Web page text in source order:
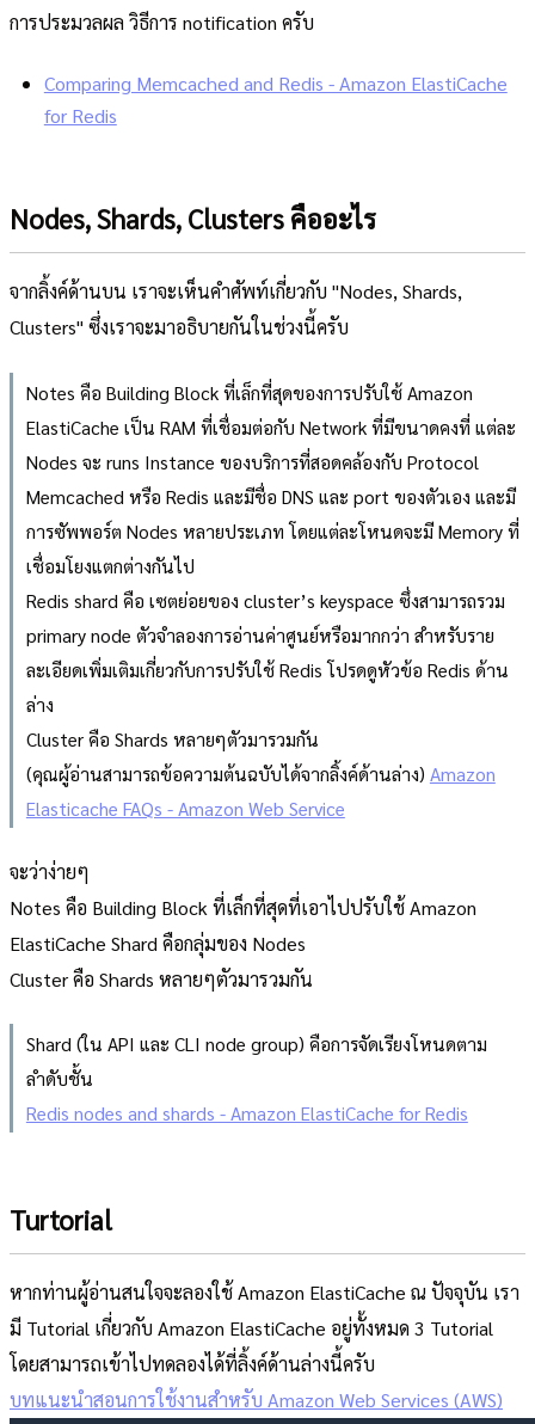
การประมวลผล วิธีการ notification ครับ
Comparing Memcached and Redis - Amazon ElastiCache
for Redis
Nodes, Shards, Clusters คืออะไร
จากลิ้งค์ด้านบน เราจะเห็นคำศัพท์เกี่ยวกับ "Nodes, Shards,
Clusters" ซึ่งเราจะมาอธิบายกันในช่วงนี้ครับ
Notes คือ Building Block ที่เล็กที่สุดของการปรับใช้ Amazon
ElastiCache เป็น RAM ที่เชื่อมต่อกับ Network ที่มีขนาดคงที่ แต่ละ
Nodes จะ runs Instance ของบริการที่สอดคล้องกับ Protocol
Memcached หรือ Redis และมีชื่อ DNS และ port ของตัวเอง และมี
การซัพพอร์ต Nodes หลายประเภท โดยแต่ละโหนดจะมี Memory ที่
เชื่อมโยงแตกต่างกันไป
Redis shard คือ เซตย่อยของ cluster’s keyspace ซึ่งสามารถรวม
primary node ตัวจำลองการอ่านค่าศูนย์หรือมากกว่า สำหรับราย
ละเอียดเพิ่มเติมเกี่ยวกับการปรับใช้ Redis โปรดดูหัวข้อ Redis ด้าน
ล่าง
Cluster คือ Shards หลายๆตัวมารวมกัน
(คุณผู้อ่านสามารถข้อความต้นฉบับได้จากลิ้งค์ด้านล่าง) Amazon
Elasticache FAQs - Amazon Web Service
จะว่าง่ายๆ
Notes คือ Building Block ที่เล็กที่สุดที่เอาไปปรับใช้ Amazon
ElastiCache Shard คือกลุ่มของ Nodes
Cluster คือ Shards หลายๆตัวมารวมกัน
Shard (ใน API และ CLI node group) คือการจัดเรียงโหนดตาม
ลำดับชั้น
Redis nodes and shards - Amazon ElastiCache for Redis
Turtorial
หากท่านผู้อ่านสนใจจะลองใช้ Amazon ElastiCache ณ ปัจจุบัน เรา
มี Tutorial เกี่ยวกับ Amazon ElastiCache อยู่ทั้งหมด 3 Tutorial
โดยสามารถเข้าไปทดลองได้ที่ลิ้งค์ด้านล่างนี้ครับ
บทแนะนำสอนการใช้งานสำหรับ Amazon Web Services (AWS)